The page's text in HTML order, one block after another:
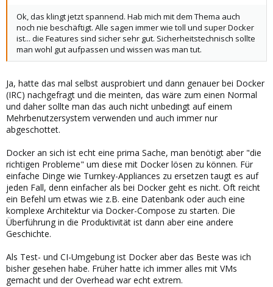
Ok, das klingt jetzt spannend. Hab mich mit dem Thema auch
noch nie beschäftigt. Alle sagen immer wie toll und super Docker
ist... die Features sind sicher sehr gut. Sicherheitstechnisch sollte
man wohl gut aufpassen und wissen was man tut.
Ja, hatte das mal selbst ausprobiert und dann genauer bei Docker
(IRC) nachgefragt und die meinten, das wäre zum einen Normal
und daher sollte man das auch nicht unbedingt auf einem
Mehrbenutzersystem verwenden und auch immer nur
abgeschottet.
Docker an sich ist echt eine prima Sache, man benötigt aber "die
richtigen Probleme" um diese mit Docker lösen zu können. Für
einfache Dinge wie Turnkey-Appliances zu ersetzen taugt es auf
jeden Fall, denn einfacher als bei Docker geht es nicht. Oft reicht
ein Befehl um etwas wie z.B. eine Datenbank oder auch eine
komplexe Architektur via Docker-Compose zu starten. Die
Überführung in die Produktivität ist dann aber eine andere
Geschichte.
Als Test- und CI-Umgebung ist Docker aber das Beste was ich
bisher gesehen habe. Früher hatte ich immer alles mit VMs
gemacht und der Overhead war echt extrem.